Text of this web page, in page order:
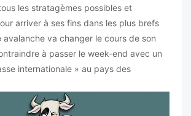
les stratagèmes possibles et
arriver à ses fins dans les plus brefs
avalanche va changer le cours de son
à passer le week-end avec un
internationale » au pays des